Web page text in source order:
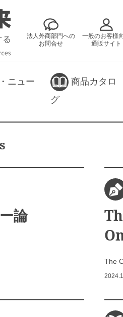
法人外商部門への
お問合せ
一般のお客様
通販サイト
ニュー
商品カタロ
グ
論
The